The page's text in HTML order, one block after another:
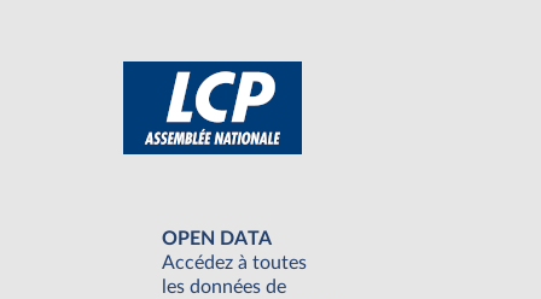
OPEN DATA
Accédez à toutes
les données de